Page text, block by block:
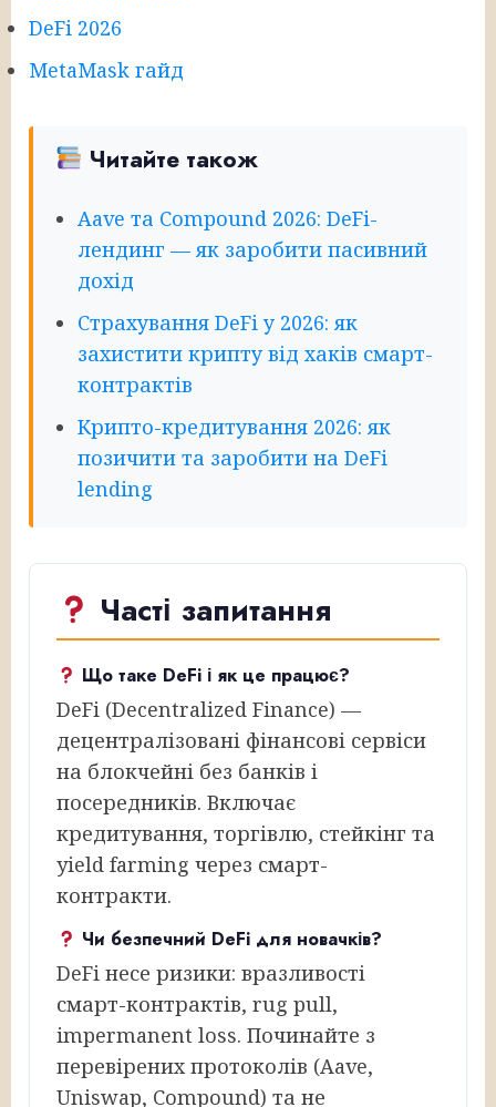
DeFi 2026
MetaMask гайд
Читайте також
Aave та Compound 2026: DeFi-
лендинг — як заробити пасивний
дохід
Страхування DeFi у 2026: як
захистити крипту від хаків смарт-
контрактів
Крипто-кредитування 2026: як
позичити та заробити на DeFi
lending
Часті запитання
Що таке DeFi і як це працює?
DeFi (Decentralized Finance) —
децентралізовані фінансові сервіси
на блокчейні без банків і
посередників. Включає
кредитування, торгівлю, стейкінг та
yield farming через смарт-
контракти.
Чи безпечний DeFi для новачків?
DeFi несе ризики: вразливості
смарт-контрактів, rug pull,
impermanent loss. Починайте з
перевірених протоколів (Aave,
Uniswap, Compound) та не